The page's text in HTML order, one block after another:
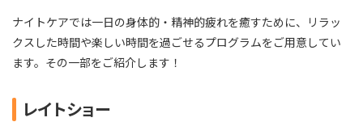
ナイトケアでは一日の身体的・精神的疲れを癒すために、リラッ
クスした時間や楽しい時間を過ごせるプログラムをご用意してい
ます。その一部をご紹介します！
レイトショー